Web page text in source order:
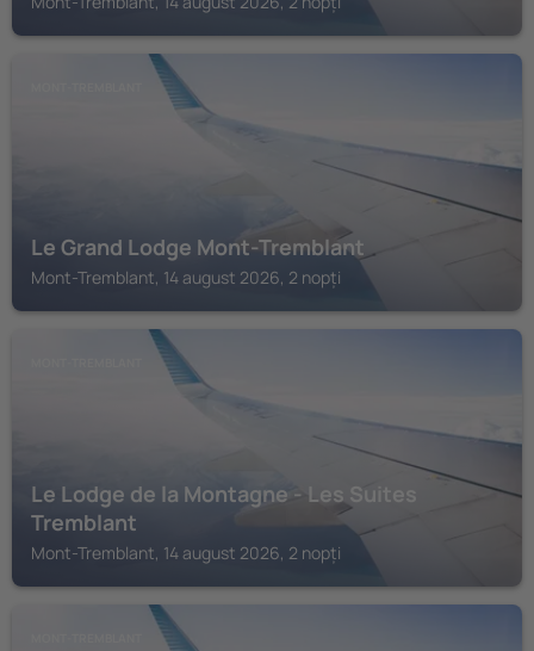
Le Grand Lodge Mont-Tremblant
Mont-Tremblant, 14 august 2026, 2 nopți
Le Lodge de la Montagne - Les Suites
Tremblant
Mont-Tremblant, 14 august 2026, 2 nopți